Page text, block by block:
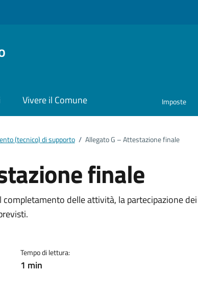
Vivere il Comune Imposte
(tecnico) di supporto / Allegato G – Attestazione finale
finale
delle attività, la partecipazione dei
Tempo di lettura:
1 min